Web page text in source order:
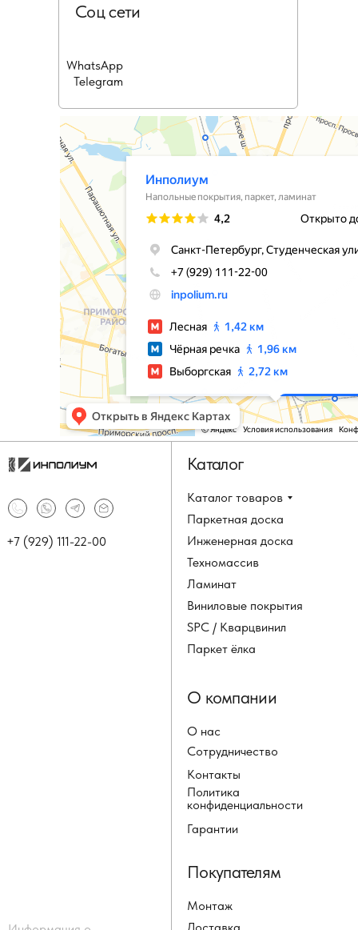
Соц сети
WhatsApp
Telegram
Каталог товаров
Паркетная доска
Инженерная доска
Техномассив
+7 (929) 111-22-00
Каталог
Ламинат
Виниловые покрытия
SPC / Кварцвинил
Паркет ёлка
О нас
Сотрудничество
Контакты
Политика
конфиденциальности
О компании
Монтаж
Покупателям
Гарантии